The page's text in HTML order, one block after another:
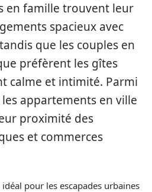
en famille trouvent leur
spacieux avec
que les couples en
préfèrent les gîtes
calme et intimité. Parmi
appartements en ville
proximité des
et commerces
idéal pour les escapades urbaines